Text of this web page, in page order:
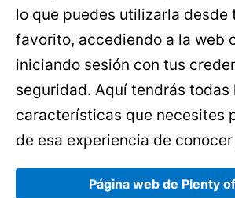
lo que puedes utilizarla desde
favorito, accediendo a la web
iniciando sesión con tus
seguridad. Aquí tendrás todas
características que necesites
de esa experiencia de
Página web de Plenty